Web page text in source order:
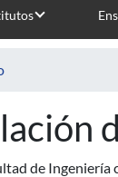
de Ingeniería